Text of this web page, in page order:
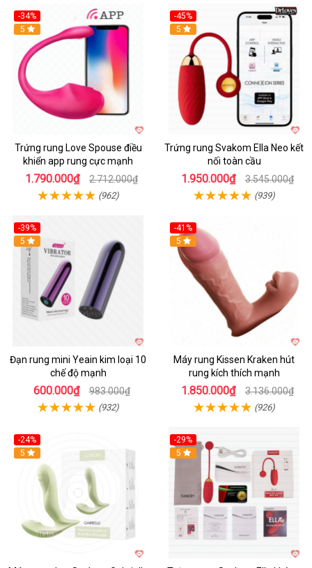
-34%
5
Trứng rung Love Spouse điều
khiển app rung cực mạnh
1.790.000₫ 2.712.000₫
(962)
-45%
Hot
5
Trứng rung Svakom Ella Neo kết
nối toàn cầu
1.950.000₫ 3.545.000₫
(939)
-39%
Hot
5
Đạn rung mini Yeain kim loại 10
chế độ mạnh
600.000₫ 983.000₫
(932)
-41%
Hot
5
Máy rung Kissen Kraken hút
rung kích thích mạnh
1.850.000₫ 3.136.000₫
(926)
-24%
Hot
5
-29%
5